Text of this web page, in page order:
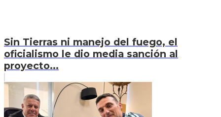
Sin Tierras ni manejo del fuego, el
oficialismo le dio media sanción al
proyecto...